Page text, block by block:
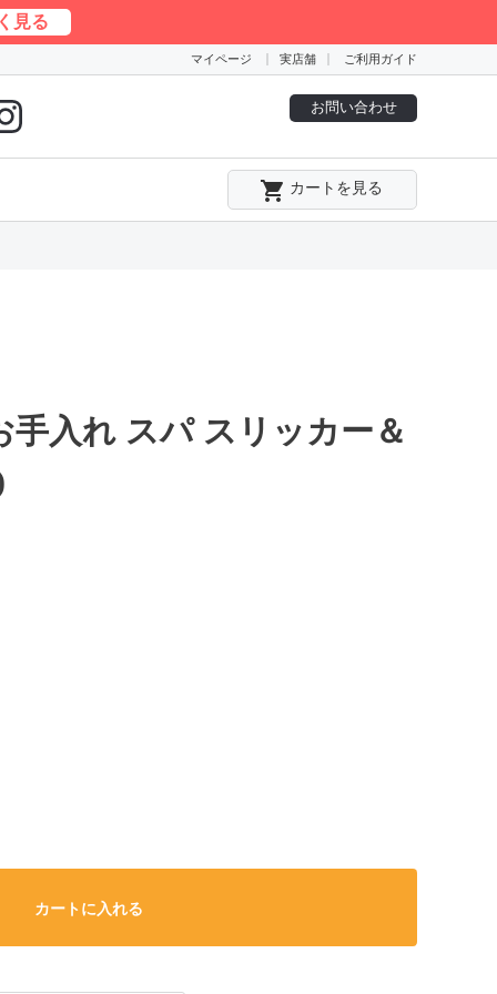
見る
マイページ 実店舗 ご利用ガイド
お問い合わせ
local_grocery_store カートを見る
手入れ スパ スリッカー＆
カートに入れる